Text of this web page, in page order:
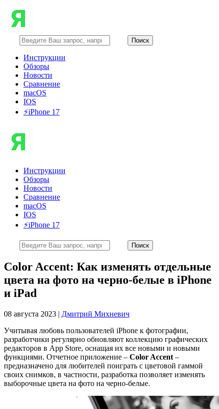
Инструкции
Обзоры
Новости
Сравнение
macOS
IOS
⚡️iPhone 17
Инструкции
Обзоры
Новости
Сравнение
macOS
IOS
⚡️iPhone 17
Color Accent: Как изменять отдельные
цвета на фото на черно-белые в iPhone
и iPad
08 августа 2023 | Дмитрий Михневич
Учитывая любовь пользователей iPhone к фотографии,
разработчики регулярно обновляют коллекцию графических
редакторов в App Store, оснащая их все новыми и новыми
функциями. Отчетное приложение – Color Accent –
предназначено для любителей поиграть с цветовой гаммой
своих снимков, в частности, разработка позволяет изменять
выборочные цвета на фото на черно-белые.